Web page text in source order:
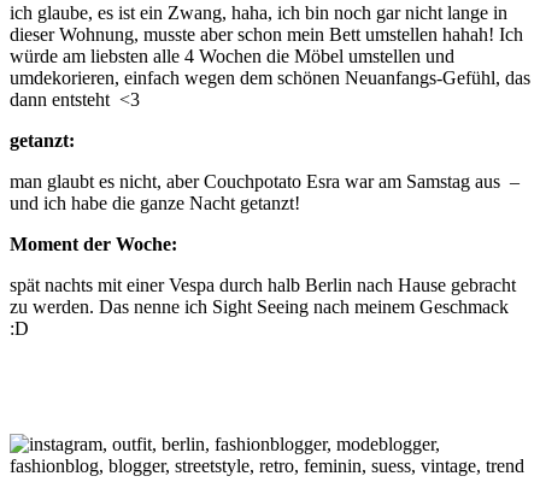
ich glaube, es ist ein Zwang, haha, ich bin noch gar nicht lange in
dieser Wohnung, musste aber schon mein Bett umstellen hahah! Ich
würde am liebsten alle 4 Wochen die Möbel umstellen und
umdekorieren, einfach wegen dem schönen Neuanfangs-Gefühl, das
dann entsteht <3
getanzt:
man glaubt es nicht, aber Couchpotato Esra war am Samstag aus –
und ich habe die ganze Nacht getanzt!
Moment der Woche:
spät nachts mit einer Vespa durch halb Berlin nach Hause gebracht
zu werden. Das nenne ich Sight Seeing nach meinem Geschmack
:D